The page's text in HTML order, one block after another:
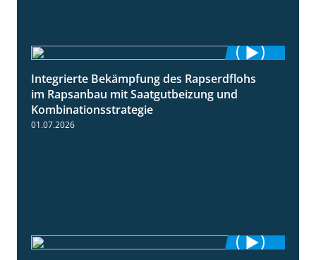
2:31
Integrierte Bekämpfung des Rapserdflohs
im Rapsanbau mit Saatgutbeizung und
Kombinationsstrategie
01.07.2026